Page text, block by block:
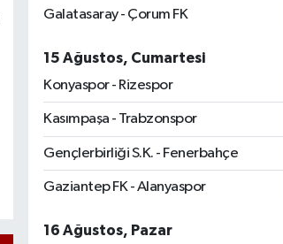
Galatasaray - Çorum FK
15 Ağustos, Cumartesi
Konyaspor - Rizespor
Kasımpaşa - Trabzonspor
Gençlerbirliği S.K. - Fenerbahçe
Gaziantep FK - Alanyaspor
16 Ağustos, Pazar